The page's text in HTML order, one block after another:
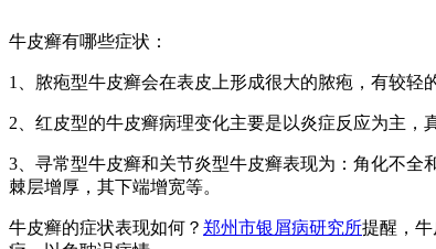
牛皮癣有哪些症状：
1、脓疱型牛皮癣会在表皮上形成很大的脓疱，有较轻
2、红皮型的牛皮癣病理变化主要是以炎症反应为主，
3、寻常型牛皮癣和关节炎型牛皮癣表现为：角化不全
棘层增厚，其下端增宽等。
牛皮癣的症状表现如何？ 郑州市银屑病研究所提醒，